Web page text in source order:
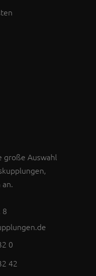
große Auswahl
8
0
42